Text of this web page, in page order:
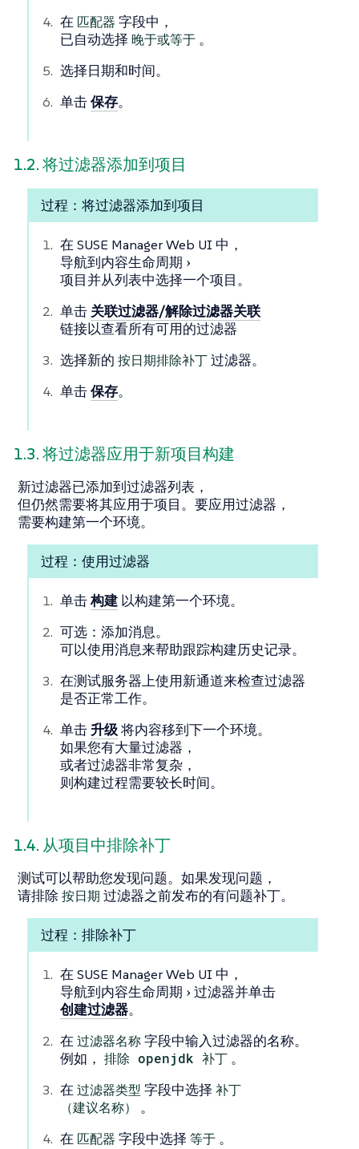
在 匹配器 字段中，
已自动选择 晚于或等于 。
选择日期和时间。
单击保存。
1.2. 将过滤器添加到项目
过程：将过滤器添加到项目
在 SUSE Manager Web UI 中，
导航到内容生命周期
项目并从列表中选择一个项目。
单击 关联过滤器/解除过滤器关联
链接以查看所有可用的过滤器
选择新的 按日期排除补丁过滤器。
单击保存。
1.3. 将过滤器应用于新项目构建
新过滤器已添加到过滤器列表，
但仍然需要将其应用于项目。要应用过滤器，
需要构建第一个环境。
过程：使用过滤器
单击构建 以构建第一个环境。
可选：添加消息。
可以使用消息来帮助跟踪构建历史记录。
在测试服务器上使用新通道来检查过滤器
是否正常工作。
单击 升级将内容移到下一个环境。
如果您有大量过滤器，
或者过滤器非常复杂，
则构建过程需要较长时间。
1.4. 从项目中排除补丁
测试可以帮助您发现问题。如果发现问题，
请排除 按日期 过滤器之前发布的有问题补丁。
过程：排除补丁
在 SUSE Manager Web UI 中，
导航到内容生命周期 过滤器并单击
创建过滤器。
在过滤器名称字段中输入过滤器的名称。
例如， 排除 openjdk 补丁 。
在过滤器类型 字段中选择 补丁
（建议名称）
。
在 匹配器 字段中选择 等于 。